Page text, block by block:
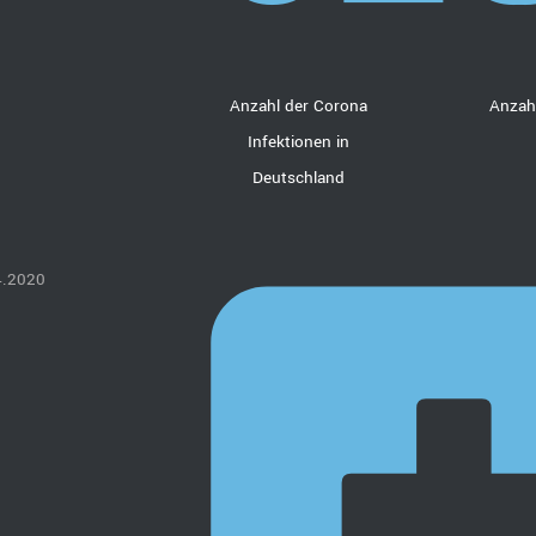
Anzahl der Corona
Infektionen in
Deutschland